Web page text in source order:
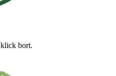
bort.